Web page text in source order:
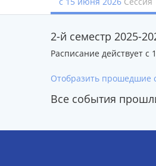
2-й семестр 2025-
Расписание действует с
Отобразить прошедшие
Все события